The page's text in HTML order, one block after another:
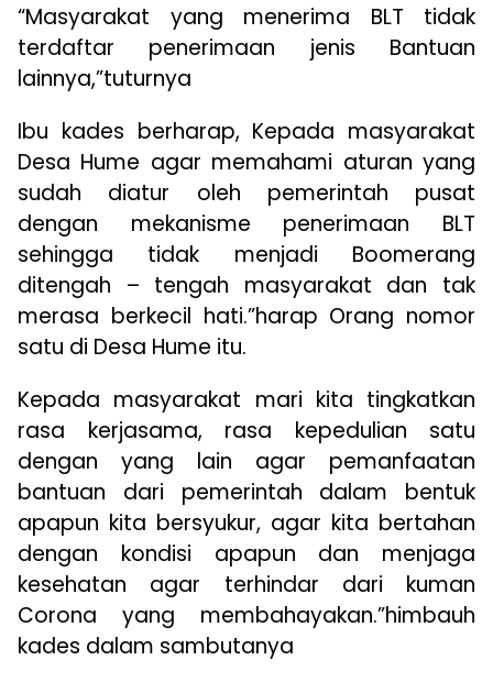
“Masyarakat yang menerima BLT tidak
terdaftar penerimaan jenis Bantuan
lainnya,”tuturnya
Ibu kades berharap, Kepada masyarakat
Desa Hume agar memahami aturan yang
sudah diatur oleh pemerintah pusat
dengan mekanisme penerimaan BLT
sehingga tidak menjadi Boomerang
ditengah – tengah masyarakat dan tak
merasa berkecil hati.”harap Orang nomor
satu di Desa Hume itu.
Kepada masyarakat mari kita tingkatkan
rasa kerjasama, rasa kepedulian satu
dengan yang lain agar pemanfaatan
bantuan dari pemerintah dalam bentuk
apapun kita bersyukur, agar kita bertahan
dengan kondisi apapun dan menjaga
kesehatan agar terhindar dari kuman
Corona yang membahayakan.”himbauh
kades dalam sambutanya